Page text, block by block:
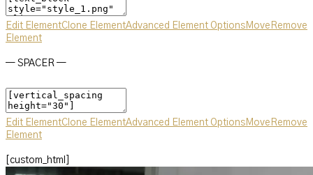
Edit ElementClone ElementAdvanced Element Options Move Remove
Element
— SPACER —
Edit ElementClone ElementAdvanced Element Options Move Remove
Element
[custom_html]